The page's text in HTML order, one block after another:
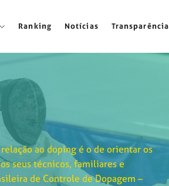
Ranking Notícias Transparência
ao doping é o de orientar os
seus técnicos, familiares e
de Controle de Dopagem –